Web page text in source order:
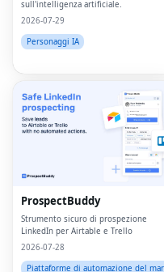
sull'intelligenza artificiale.
2026-07-29
Personaggi IA
ProspectBuddy
Strumento sicuro di prospezione
LinkedIn per Airtable e Trello
2026-07-28
Piattaforme di automazione del